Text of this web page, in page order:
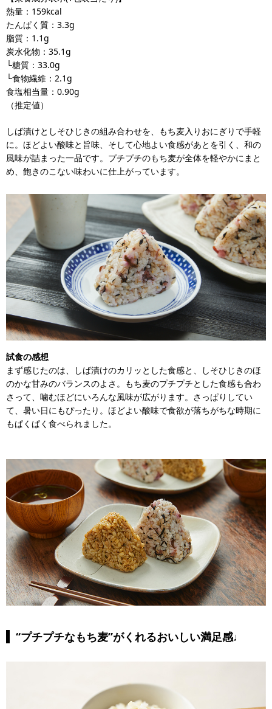
熱量：159kcal
たんぱく質：3.3g
脂質：1.1g
炭水化物：35.1g
└糖質：33.0g
└食物繊維：2.1g
食塩相当量：0.90g
（推定値）
しば漬けとしそひじきの組み合わせを、もち麦入りおにぎりで手軽
に。ほどよい酸味と旨味、そして心地よい食感があとを引く、和の
風味が詰まった一品です。プチプチのもち麦が全体を軽やかにまと
め、飽きのこない味わいに仕上がっています。
試食の感想
まず感じたのは、しば漬けのカリッとした食感と、しそひじきのほ
のかな甘みのバランスのよさ。もち麦のプチプチとした食感も合わ
さって、噛むほどにいろんな風味が広がります。さっぱりしてい
て、暑い日にもぴったり。ほどよい酸味で食欲が落ちがちな時期に
もぱくぱく食べられました。
“プチプチなもち麦”がくれるおいしい満足感♩